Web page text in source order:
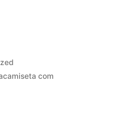
com